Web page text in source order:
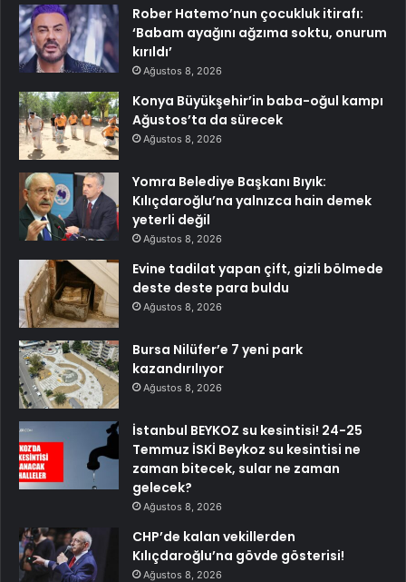
Rober Hatemo’nun çocukluk itirafı:
‘Babam ayağını ağzıma soktu, onurum
kırıldı’
Ağustos 8, 2026
Konya Büyükşehir’in baba-oğul kampı
Ağustos’ta da sürecek
Ağustos 8, 2026
Yomra Belediye Başkanı Bıyık:
Kılıçdaroğlu’na yalnızca hain demek
yeterli değil
Ağustos 8, 2026
Evine tadilat yapan çift, gizli bölmede
deste deste para buldu
Ağustos 8, 2026
Bursa Nilüfer’e 7 yeni park
kazandırılıyor
Ağustos 8, 2026
İstanbul BEYKOZ su kesintisi! 24-25
Temmuz İSKİ Beykoz su kesintisi ne
zaman bitecek, sular ne zaman
gelecek?
Ağustos 8, 2026
CHP’de kalan vekillerden
Kılıçdaroğlu’na gövde gösterisi!
Ağustos 8, 2026